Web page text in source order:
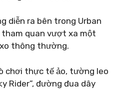
diễn ra bên trong Urban
tham quan vượt xa một
thông thường.
chơi thực tế ảo, tường leo
Rider”, đường đua dây